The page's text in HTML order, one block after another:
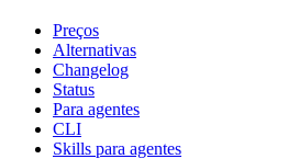
Preços
Alternativas
Changelog
Status
Para agentes
CLI
Skills para agentes